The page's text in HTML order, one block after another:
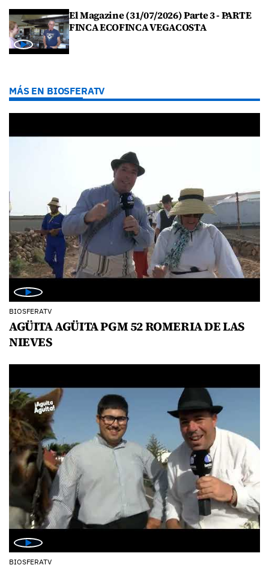
El Magazine (31/07/2026) Parte 3 - PARTE
FINCA ECOFINCA VEGACOSTA
MÁS EN BIOSFERATV
BIOSFERATV
AGÜITA AGÜITA PGM 52 ROMERIA DE LAS
NIEVES
BIOSFERATV